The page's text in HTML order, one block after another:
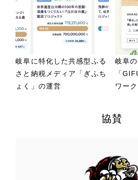
岐阜に特化した共感型ふる
さと納税メディア「ぎふち
ょく」の運営
岐阜
「
ワー
協賛